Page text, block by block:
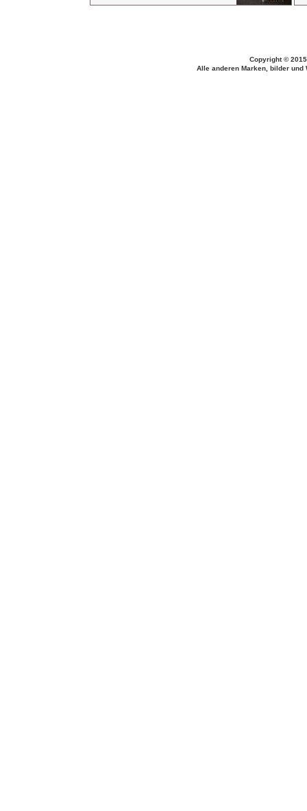
Copyright ©
Alle anderen Marken, bilder und